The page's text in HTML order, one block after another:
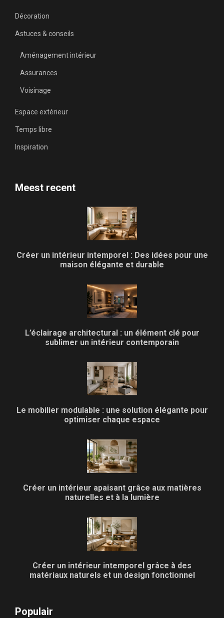
Décoration
Astuces & conseils
Aménagement intérieur
Assurances
Voisinage
Espace extérieur
Temps libre
Inspiration
Meest recent
Créer un intérieur intemporel : Des idées pour une
maison élégante et durable
L’éclairage architectural : un élément clé pour
sublimer un intérieur contemporain
Le mobilier modulable : une solution élégante pour
optimiser chaque espace
Créer un intérieur apaisant grâce aux matières
naturelles et à la lumière
Créer un intérieur intemporel grâce à des
matériaux naturels et un design fonctionnel
Populair